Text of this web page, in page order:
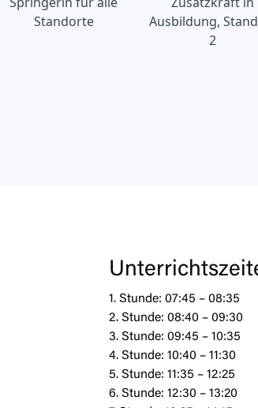
Standorte
Ausbildung,
2
1. Stunde: 07:45 – 08:35
2. Stunde: 08:40 – 09:30
3. Stunde: 09:45 – 10:35
4. Stunde: 10:40 – 11:30
5. Stunde: 11:35 – 12:25
6. Stunde: 12:30 – 13:20